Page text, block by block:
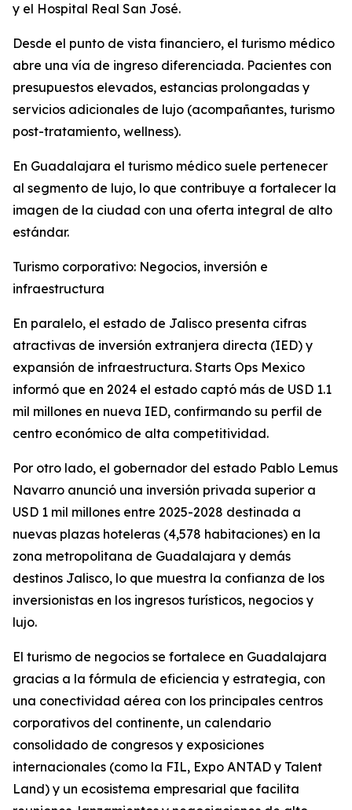
y el Hospital Real San José.
Desde el punto de vista financiero, el turismo médico
abre una vía de ingreso diferenciada. Pacientes con
presupuestos elevados, estancias prolongadas y
servicios adicionales de lujo (acompañantes, turismo
post-tratamiento, wellness).
En Guadalajara el turismo médico suele pertenecer
al segmento de lujo, lo que contribuye a fortalecer la
imagen de la ciudad con una oferta integral de alto
estándar.
Turismo corporativo: Negocios, inversión e
infraestructura
En paralelo, el estado de Jalisco presenta cifras
atractivas de inversión extranjera directa (IED) y
expansión de infraestructura. Starts Ops Mexico
informó que en 2024 el estado captó más de USD 1.1
mil millones en nueva IED, confirmando su perfil de
centro económico de alta competitividad.
Por otro lado, el gobernador del estado Pablo Lemus
Navarro anunció una inversión privada superior a
USD 1 mil millones entre 2025-2028 destinada a
nuevas plazas hoteleras (4,578 habitaciones) en la
zona metropolitana de Guadalajara y demás
destinos Jalisco, lo que muestra la confianza de los
inversionistas en los ingresos turísticos, negocios y
lujo.
El turismo de negocios se fortalece en Guadalajara
gracias a la fórmula de eficiencia y estrategia, con
una conectividad aérea con los principales centros
corporativos del continente, un calendario
consolidado de congresos y exposiciones
internacionales (como la FIL, Expo ANTAD y Talent
Land) y un ecosistema empresarial que facilita